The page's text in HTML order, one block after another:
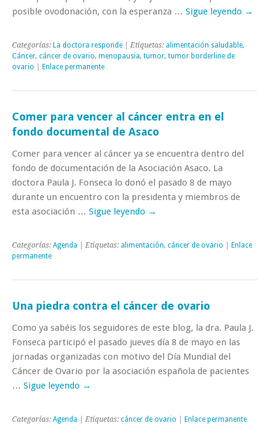
posible ovodonación, con la esperanza … Sigue leyendo →
Categorías: La doctora responde | Etiquetas: alimentación saludable,
Cáncer, cáncer de ovario, menopausia, tumor, tumor borderline de
ovario
Enlace permanente
Comer para vencer al cáncer entra en el
fondo documental de Asaco
Comer para vencer al cáncer ya se encuentra dentro del
fondo de documentación de la Asociación Asaco. La
doctora Paula J. Fonseca lo donó el pasado 8 de mayo
durante un encuentro con la presidenta y miembros de
esta asociación … Sigue leyendo →
Categorías: Agenda | Etiquetas: alimentación, cáncer de ovario
Enlace
permanente
Una piedra contra el cáncer de ovario
Como ya sabéis los seguidores de este blog, la dra. Paula J.
Fonseca participó el pasado jueves día 8 de mayo en las
jornadas organizadas con motivo del Día Mundial del
Cáncer de Ovario por la asociación española de pacientes
… Sigue leyendo →
Categorías: Agenda | Etiquetas: cáncer de ovario Enlace permanente